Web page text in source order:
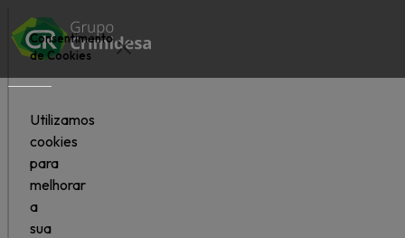
Consentimento
de Cookies
Utilizamos
cookies
para
melhorar
a
sua
CONTACTO